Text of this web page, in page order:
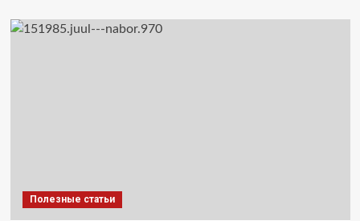
Основные
преимущества
Полезные статьи